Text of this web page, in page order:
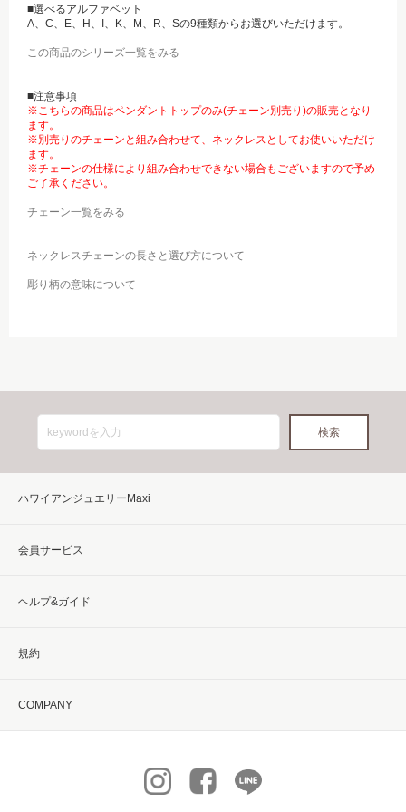
■選べるアルファベット
A、C、E、H、I、K、M、R、Sの9種類からお選びいただけます。
この商品のシリーズ一覧をみる
■注意事項
※こちらの商品はペンダントトップのみ(チェーン別売り)の販売となり
ます。
※別売りのチェーンと組み合わせて、ネックレスとしてお使いいただけ
ます。
※チェーンの仕様により組み合わせできない場合もございますので予め
ご了承ください。
チェーン一覧をみる
ネックレスチェーンの長さと選び方について
彫り柄の意味について
ハワイアンジュエリーMaxi
会員サービス
ヘルプ&ガイド
規約
COMPANY